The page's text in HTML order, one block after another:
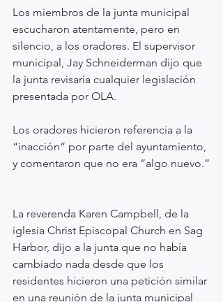
Los miembros de la junta municipal
escucharon atentamente, pero en
silencio, a los oradores. El supervisor
municipal, Jay Schneiderman dijo que
la junta revisaría cualquier legislación
presentada por OLA.
Los oradores hicieron referencia a la
“inacción” por parte del ayuntamiento,
y comentaron que no era “algo nuevo.”
La reverenda Karen Campbell, de la
iglesia Christ Episcopal Church en Sag
Harbor, dijo a la junta que no había
cambiado nada desde que los
residentes hicieron una petición similar
en una reunión de la junta municipal